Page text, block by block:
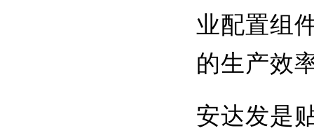
业配置组
的生产效
安达发是